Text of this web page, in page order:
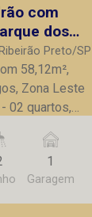
com
dos
de Ribeirão
Preto/SP
58,12m²,
Zona Leste
social; - Sala
com
- 01 vaga de
agilidade e
1
Garagem